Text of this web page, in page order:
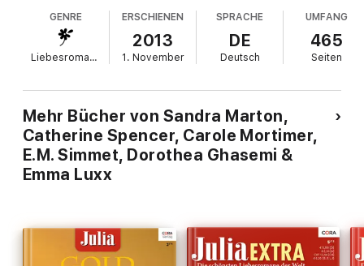
von Patrick verführen lassen? Schließlich findet sie den
Millionär unfassbar sexy! Oder behauptet er das nur, weil er der
Feind ihres Vaters ist?
Zum Fest der Liebe in die City? Darauf würde Tally gerne
verzichten. Aber wenn sie ihre Firma retten will, muss sie für
ihren Ex-Geliebten Dante arbeiten - und sogar bei ihm wohnen!
Nur eines darf er nie erfahren: Jedes Lachen ihrer süßen
Tochter erinnert sie an ihn ?
GENRE
Liebesromane
ERSCHIENEN
2013
1. November
SPRACHE
DE
Deutsch
UMFANG
465
Seiten
Mehr Bücher von Sandra Marton,
Catherine Spencer, Carole Mortimer,
E.M. Simmet, Dorothea Ghasemi &
Emma Luxx